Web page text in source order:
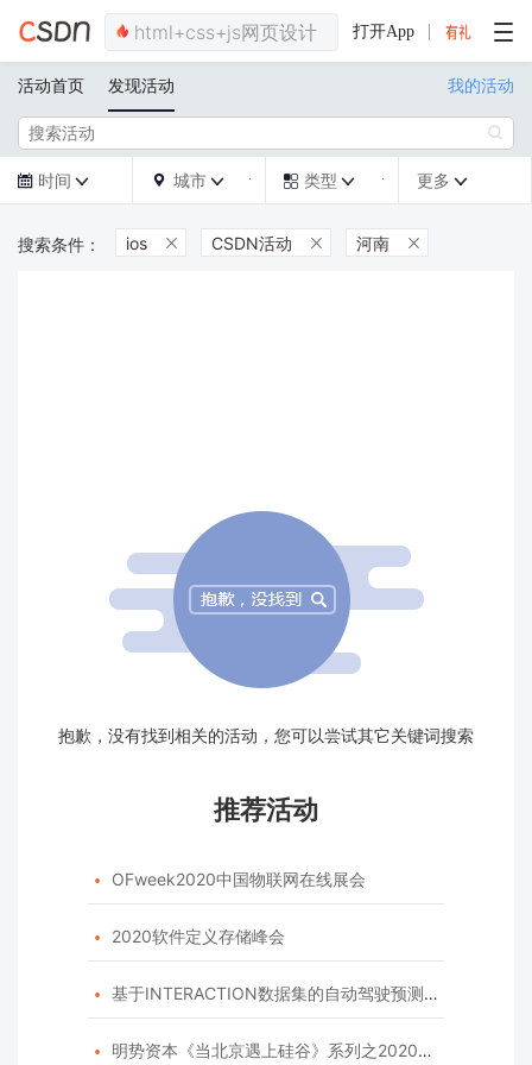
打开App
活动首页 发现活动 我的活动

 时间   城市   类型  更多 
ios  CSDN活动  河南 
抱歉，没有找到相关的活动，您可以尝试其它关键词搜索
推荐活动
 OFweek2020中国物联网在线展会
 2020软件定义存储峰会
 基于INTERACTION数据集的自动驾驶预测模型挑战赛
 明势资本《当北京遇上硅谷》系列之2020年度开源峰会